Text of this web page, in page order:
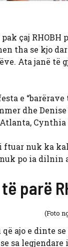
çaj RHOBH
tha se kjo
Ata janë të
e
dhe
Cynthia
ftuar nuk ka
po ia dilnin
parë
(Foto
ajo e dinte
sa